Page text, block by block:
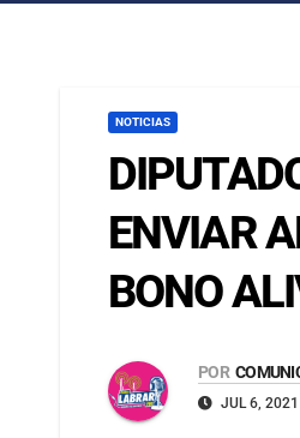
NOTICIAS
ENVIAR
BONO
POR
JUL 6, 2021